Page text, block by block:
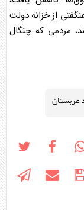
از خزانه دولت
مردمی که چنگال
عربستان